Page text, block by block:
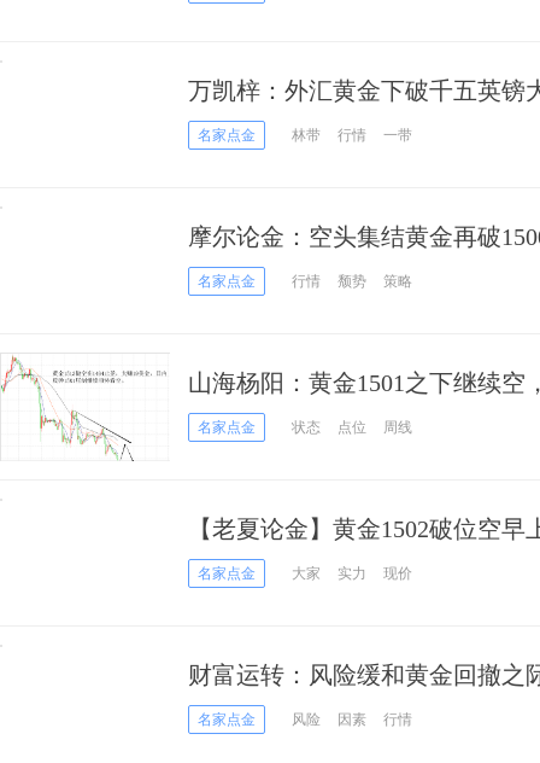
万凯梓：外汇黄金下破千五英镑
套名家点金 林带 行情 一带
摩尔论金：空头集结黄金再破
名家点金 行情 颓势 策略
山海杨阳：黄金1501之下继续空
名家点金 状态 点位 周线
【老夏论金】黄金1502破位空
看跌！原油继续看涨！
名家点金 大家 实力 现价
财富运转：风险缓和黄金回撤之
名家点金 风险 因素 行情